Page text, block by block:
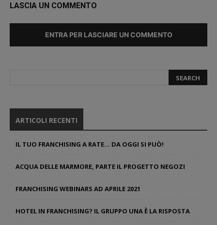
LASCIA UN COMMENTO
ENTRA PER LASCIARE UN COMMENTO
ARTICOLI RECENTI
IL TUO FRANCHISING A RATE… DA OGGI SI PUÒ!
ACQUA DELLE MARMORE, PARTE IL PROGETTO NEGOZI
FRANCHISING WEBINARS AD APRILE 2021
HOTEL IN FRANCHISING? IL GRUPPO UNA È LA RISPOSTA